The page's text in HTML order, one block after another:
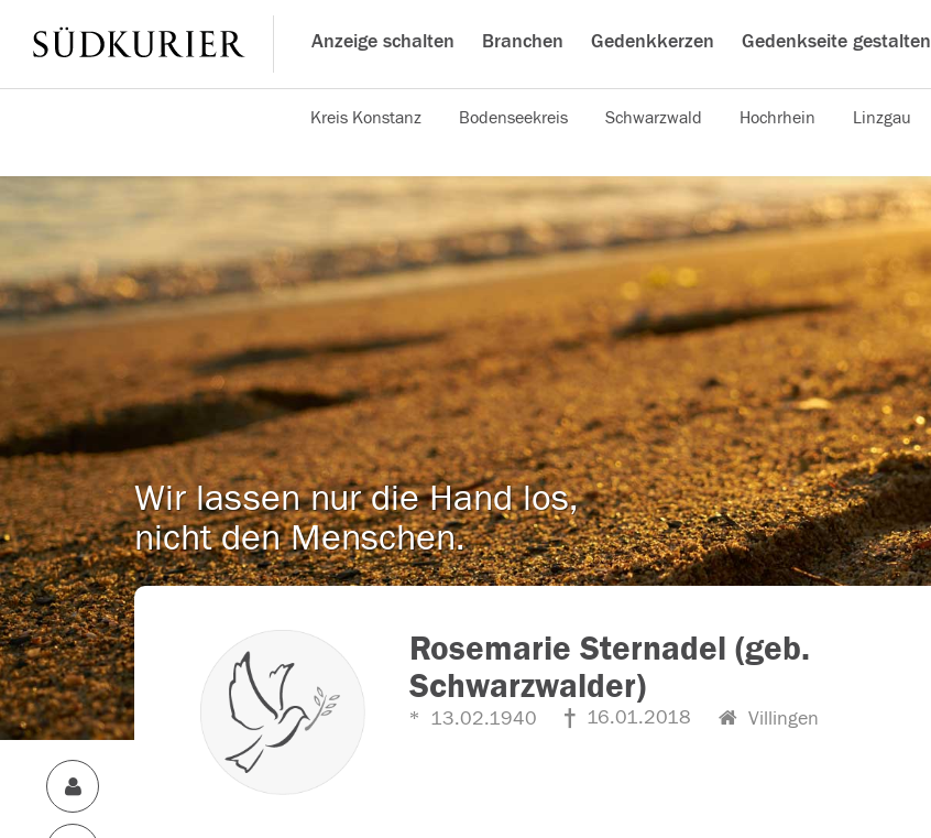
Anzeige schalten Branchen Gedenkkerzen Gedenkseite gestalten
Kreis Konstanz Bodenseekreis Schwarzwald Hochrhein Linzgau
Wir lassen nur die Hand los,
nicht den Menschen.
Rosemarie Sternadel (geb.
Schwarzwalder)
13.02.1940 16.01.2018 Villingen